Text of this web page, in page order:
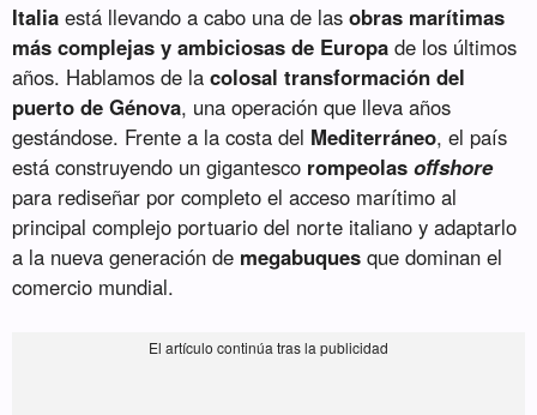
Italia está llevando a cabo una de lasobras marítimas
más complejas y ambiciosas de Europa de los últimos
años. Hablamos de lacolosal transformación del
puerto de Génova, una operación que lleva años
gestándose. Frente a la costa del Mediterráneo, el país
está construyendo un gigantesco rompeolasoffshore
para rediseñar por completo el acceso marítimo al
principal complejo portuario del norte italiano y adaptarlo
a la nueva generación de megabuques que dominan el
comercio mundial.